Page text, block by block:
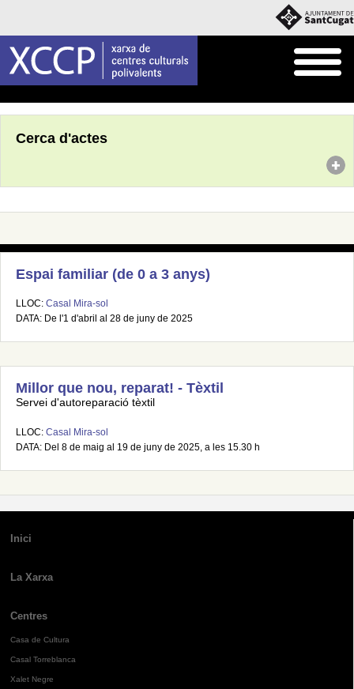
Cerca d'actes
Espai familiar (de 0 a 3 anys)
LLOC: Casal Mira-sol
DATA: De l'1 d'abril al 28 de juny de 2025
Millor que nou, reparat! - Tèxtil
Servei d'autoreparació tèxtil
LLOC: Casal Mira-sol
DATA: Del 8 de maig al 19 de juny de 2025, a les 15.30 h
Inici
La Xarxa
Centres
Casa de Cultura
Casal Torreblanca
Xalet Negre